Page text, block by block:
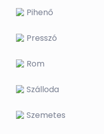
Pihenő
Presszó
Rom
Szálloda
Szemetes